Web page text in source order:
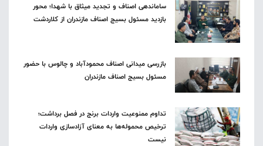
ساماندهی اصناف و تجدید میثاق با شهدا؛ محور
بازدید مسئول بسیج اصناف مازندران از کلاردشت
بازرسی میدانی اصناف محمودآباد و چالوس با حضور
مسئول بسیج اصناف مازندران
تداوم ممنوعیت واردات برنج در فصل برداشت؛
ترخیص محموله‌ها به معنای آزادسازی واردات
نیست